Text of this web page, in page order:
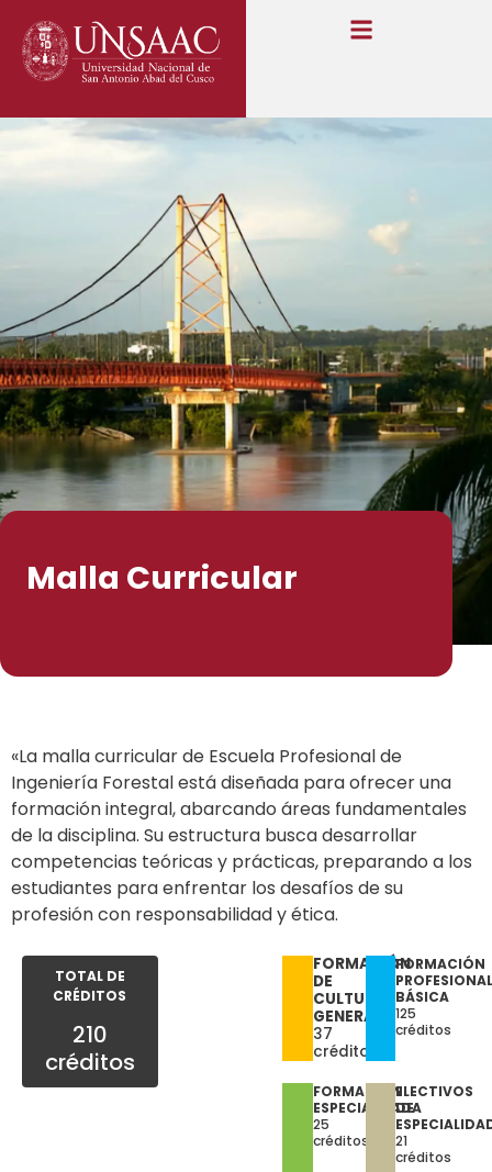
Malla Curricular
«La malla curricular de Escuela Profesional de
Ingeniería Forestal está diseñada para ofrecer una
formación integral, abarcando áreas fundamentales
de la disciplina. Su estructura busca desarrollar
competencias teóricas y prácticas, preparando a los
estudiantes para enfrentar los desafíos de su
profesión con responsabilidad y ética.
TOTAL DE
CRÉDITOS
210
créditos
FORMACIÓN
DE
CULTURA
GENERAL
37
créditos
FORMACIÓN
BÁSICA
125
créditos
FORMACIÓN
ESPECIALIZADA
25
créditos
ELECTIVOS
DE
21
créditos